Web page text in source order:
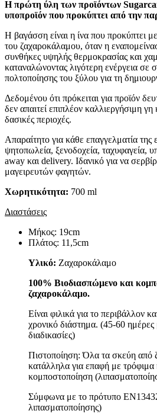
Η πρώτη ύλη των προϊόντων
υποπροϊόν που προκύπτει από την
Η βαγάσση είναι η ίνα που προκύπτει
του ζαχαροκάλαμου, όταν η
συνθήκες υψηλής θερμοκρασίας και
καταναλώνοντας λιγότερη ενέργεια σε
πολτοποίησης του ξύλου για τη
Δεδομένου ότι πρόκειται για προϊόν
δεν απαιτεί επιπλέον καλλιεργήσιμη γη
δασικές περιοχές.
Απαραίτητο για κάθε επαγγελματία της
ψητoπωλεία, ξενοδοχεία, ταχυφαγεία,
away και delivery. Ιδανικό για να
μαγειρευτών φαγητών.
Χωρητικότητα: 700 ml
Διαστάσεις
Μήκος: 19cm
Πλάτος: 11,5cm
Υλικό: Ζαχαροκάλαμο
100% Βιοδιασπώμενο και
ζαχαροκάλαμο.
Είναι φιλικά για το περιβάλλον
χρονικό διάστημα. (45-60 ημέρες
διαδικασίες)
Πιστοποίηση: Όλα τα σκεύη από
κατάλληλα για επαφή με τρόφιμα
κομποστοποίηση
Σύμφωνα με το πρότυπο
λιπασματοποίησης)